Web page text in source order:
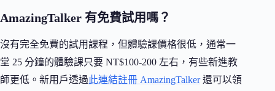
AmazingTalker 有免費試用嗎？
沒有完全免費的試用課程，但體驗課價格很低，通常一
堂 25 分鐘的體驗課只要 NT$100-200 左右，有些新進教
師更低。新用戶透過此連結註冊 AmazingTalker還可以領